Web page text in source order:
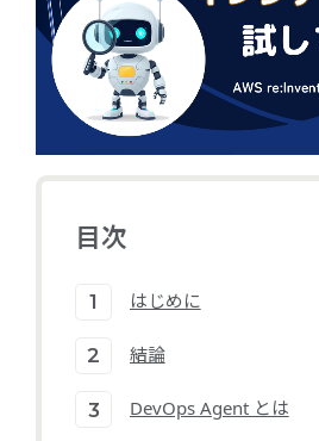
目次
はじめに
結論
DevOps Agent とは